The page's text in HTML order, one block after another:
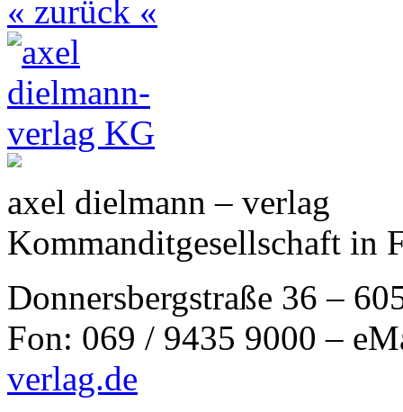
« zurück «
axel dielmann – verlag
Kommanditgesellschaft in
Donnersbergstraße 36 –
Fon: 069 / 9435 9000 –
verlag.de